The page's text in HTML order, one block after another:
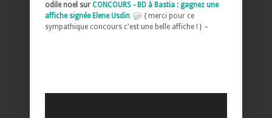
odile noel sur CONCOURS - BD à Bastia : gagnez une
affiche signée Elene Usdin
{ merci pour ce
sympathique concours c'est une belle affiche ! } –